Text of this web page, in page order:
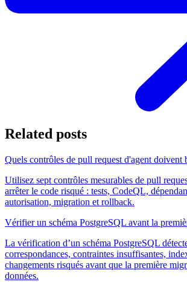
Related posts
Quels contrôles de pull request d'agent doivent
Utilisez sept contrôles mesurables de pull
arrêter le code risqué : tests, CodeQL,
autorisation, migration et rollback.
Vérifier un schéma PostgreSQL avant la
La vérification d’un schéma PostgreSQL
correspondances, contraintes insuffisantes,
changements risqués avant que la première
données.